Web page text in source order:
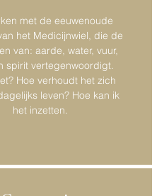
met de eeuwenoude
het Medicijnwiel, die de
van: aarde, water, vuur,
spirit vertegenwoordigt.
Hoe verhoudt het zich
leven? Hoe kan ik
het inzetten.